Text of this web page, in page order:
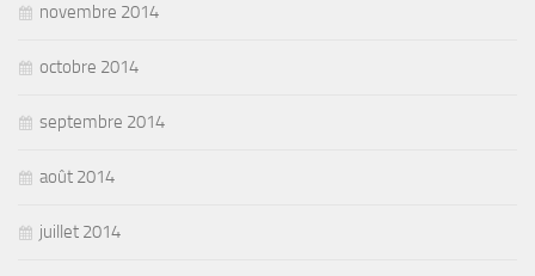
novembre 2014
octobre 2014
septembre 2014
août 2014
juillet 2014